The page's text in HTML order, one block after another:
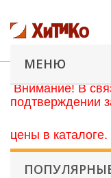
МЕНЮ
Внимание! В
подтверждении
цены в каталоге.